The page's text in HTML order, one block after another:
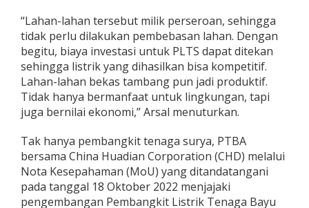
“Lahan-lahan tersebut milik perseroan, sehingga
tidak perlu dilakukan pembebasan lahan. Dengan
begitu, biaya investasi untuk PLTS dapat ditekan
sehingga listrik yang dihasilkan bisa kompetitif.
Lahan-lahan bekas tambang pun jadi produktif.
Tidak hanya bermanfaat untuk lingkungan, tapi
juga bernilai ekonomi,” Arsal menuturkan.
Tak hanya pembangkit tenaga surya, PTBA
bersama China Huadian Corporation (CHD) melalui
Nota Kesepahaman (MoU) yang ditandatangani
pada tanggal 18 Oktober 2022 menjajaki
pengembangan Pembangkit Listrik Tenaga Bayu